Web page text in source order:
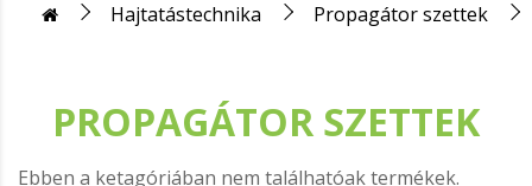
Hajtatástechnika Propagátor szettek
PROPAGÁTOR SZETTEK
Ebben a ketagóriában nem találhatóak termékek.